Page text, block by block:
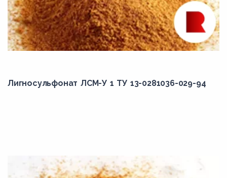
Лигносульфонат ЛСМ-У 1 ТУ 13-0281036-029-94